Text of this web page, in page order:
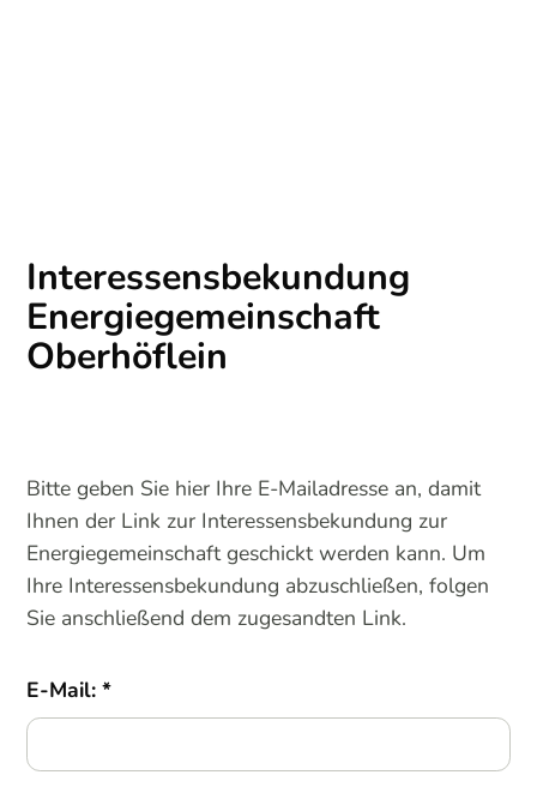
Interessensbekundung
Energiegemeinschaft
Oberhöflein
Bitte geben Sie hier Ihre E-Mailadresse an, damit
Ihnen der Link zur Interessensbekundung zur
Energiegemeinschaft geschickt werden kann. Um
Ihre Interessensbekundung abzuschließen, folgen
Sie anschließend dem zugesandten Link.
E-Mail: